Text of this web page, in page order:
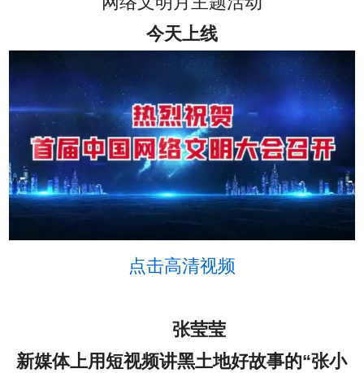
今天上线
点击高清视频
张莹莹
新媒体上用短视频讲黑土地好故事的“张小